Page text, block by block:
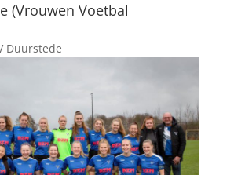
(Vrouwen Voetbal
Duurstede